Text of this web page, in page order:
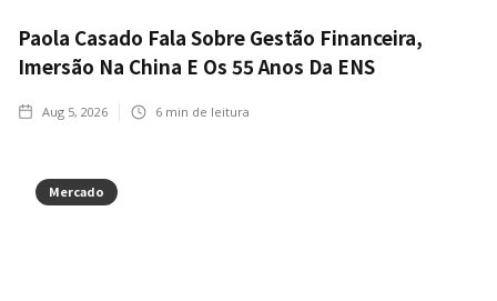
Paola Casado Fala Sobre Gestão Financeira,
Imersão Na China E Os 55 Anos Da ENS
Aug 5, 2026 6 min de leitura
Mercado